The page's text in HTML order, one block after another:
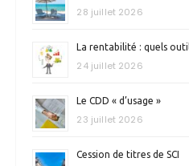
28 juillet 2026
La rentabilité : quels
24 juillet 2026
Le CDD « d’usage »
23 juillet 2026
Cession de titres de SCI